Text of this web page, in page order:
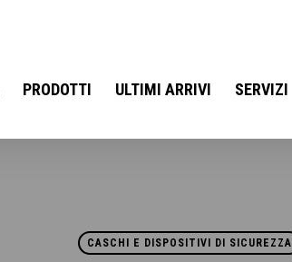
PRODOTTI ULTIMI ARRIVI SERVIZI
CASCHI E DISPOSITIVI DI SICUREZZA